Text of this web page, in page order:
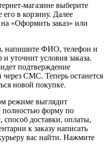
магазине выберите
в корзину. Далее
«Оформить заказ» или
напишите ФИО, телефон и
уточнит условия заказа.
подтверждение
СМС. Теперь останется
новой покупке.
режиме выглядит
полностью форму по
способ доставки, оплаты,
к заказу написать
вас найти. Нажмите